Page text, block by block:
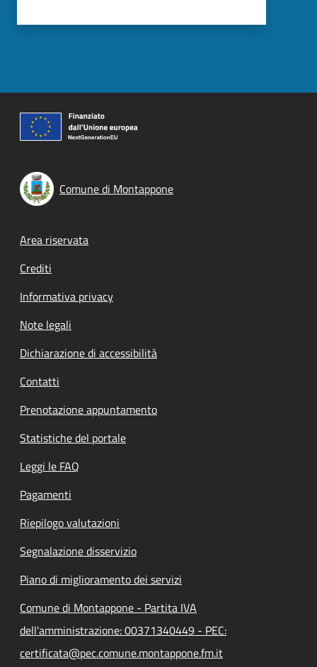
Comune di Montappone
Footer menu
Area riservata
Crediti
Informativa privacy
Note legali
Dichiarazione di accessibilità
Contatti
Prenotazione appuntamento
Statistiche del portale
Leggi le FAQ
Pagamenti
Riepilogo valutazioni
Segnalazione disservizio
Piano di miglioramento dei servizi
Comune di Montappone - Partita IVA
dell'amministrazione: 00371340449 - PEC:
certificata@pec.comune.montappone.fm.it